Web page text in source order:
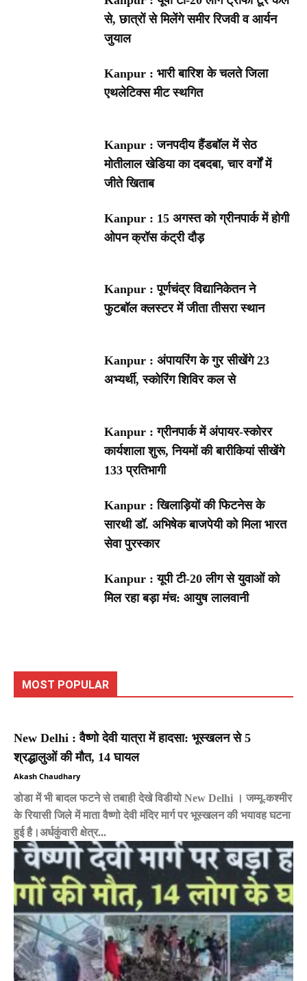
से, छात्रों से मिलेंगे समीर रिजवी व आर्यन
जुयाल
Kanpur : भारी बारिश के चलते जिला
एथलेटिक्स मीट स्थगित
Kanpur : जनपदीय हैंडबॉल में सेठ
मोतीलाल खेडिया का दबदबा, चार वर्गों में
जीते खिताब
Kanpur : 15 अगस्त को ग्रीनपार्क में होगी
ओपन क्रॉस कंट्री दौड़
Kanpur : पूर्णचंद्र विद्यानिकेतन ने
फुटबॉल क्लस्टर में जीता तीसरा स्थान
Kanpur : अंपायरिंग के गुर सीखेंगे 23
अभ्यर्थी, स्कोरिंग शिविर कल से
Kanpur : ग्रीनपार्क में अंपायर-स्कोरर
कार्यशाला शुरू, नियमों की बारीकियां सीखेंगे
133 प्रतिभागी
Kanpur : खिलाड़ियों की फिटनेस के
सारथी डॉ. अभिषेक बाजपेयी को मिला भारत
सेवा पुरस्कार
Kanpur : यूपी टी-20 लीग से युवाओं को
मिल रहा बड़ा मंच: आयुष लालवानी
MOST POPULAR
New Delhi : वैष्णो देवी यात्रा में हादसा: भूस्खलन से 5
श्रद्धालुओं की मौत, 14 घायल
Akash Chaudhary
डोडा में भी बादल फटने से तबाही देखे विडीयो New Delhi । जम्मू-कश्मीर
के रियासी जिले में माता वैष्णो देवी मंदिर मार्ग पर भूस्खलन की भयावह घटना
हुई है।अर्धकुंवारी क्षेत्र...